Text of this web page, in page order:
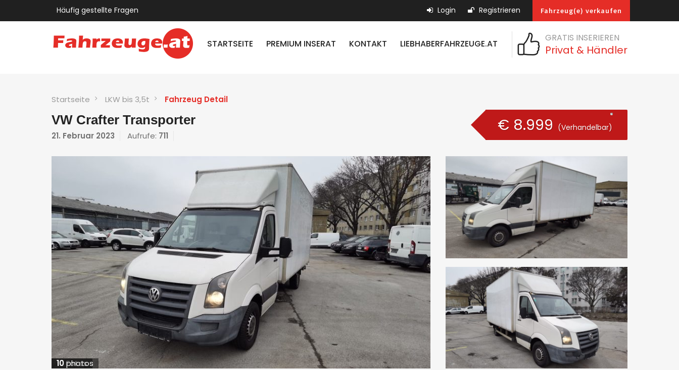
Häufig gestellte Fragen Login Registrieren Fahrzeug(e) verkaufen
STARTSEITE PREMIUM INSERAT KONTAKT LIEBHABERFAHRZEUGE.AT
GRATIS INSERIEREN
Privat & Händler
Startseite LKW bis 3,5t Fahrzeug Detail
VW Crafter Transporter
21. Februar 2023 Aufrufe: 711
€ 8.999 (Verhandelbar)
10Fotos
10photos